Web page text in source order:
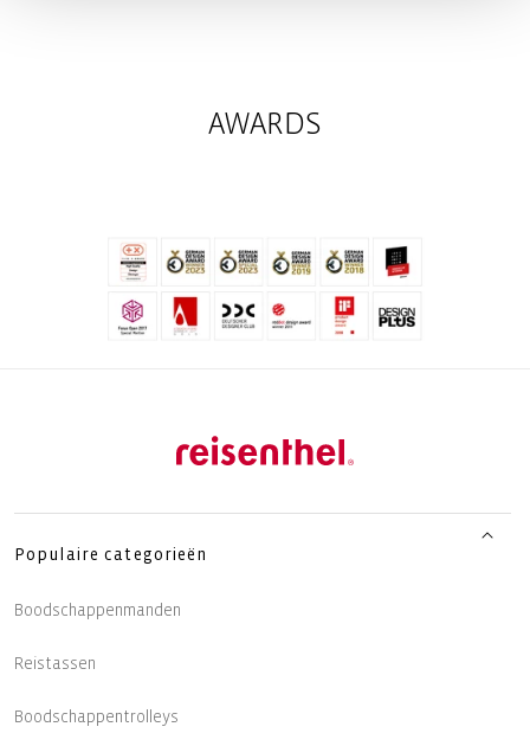
AWARDS
Populaire categorieën
Boodschappenmanden
Reistassen
Boodschappentrolleys